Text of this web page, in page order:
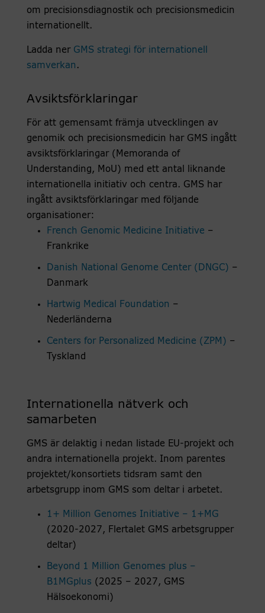
om precisionsdiagnostik och precisionsmedicin
internationellt.
Ladda ner GMS strategi för internationell
samverkan .
Avsiktsförklaringar
För att gemensamt främja utvecklingen av
genomik och precisionsmedicin har GMS ingått
avsiktsförklaringar (Memoranda of
Understanding, MoU) med ett antal liknande
internationella initiativ och centra. GMS har
ingått avsiktsförklaringar med följande
organisationer:
French Genomic Medicine Initiative –
Frankrike
Danish National Genome Center (DNGC) –
Danmark
Hartwig Medical Foundation –
Nederländerna
Centers for Personalized Medicine (ZPM) –
Tyskland
Internationella nätverk och
samarbeten
GMS är delaktig i nedan listade EU-projekt och
andra internationella projekt. Inom parentes
projektet/konsortiets tidsram samt den
arbetsgrupp inom GMS som deltar i arbetet.
1+ Million Genomes Initiative – 1+MG
(2020-2027, Flertalet GMS arbetsgrupper
deltar)
Beyond 1 Million Genomes plus –
B1MGplus (2025 – 2027, GMS
Hälsoekonomi)